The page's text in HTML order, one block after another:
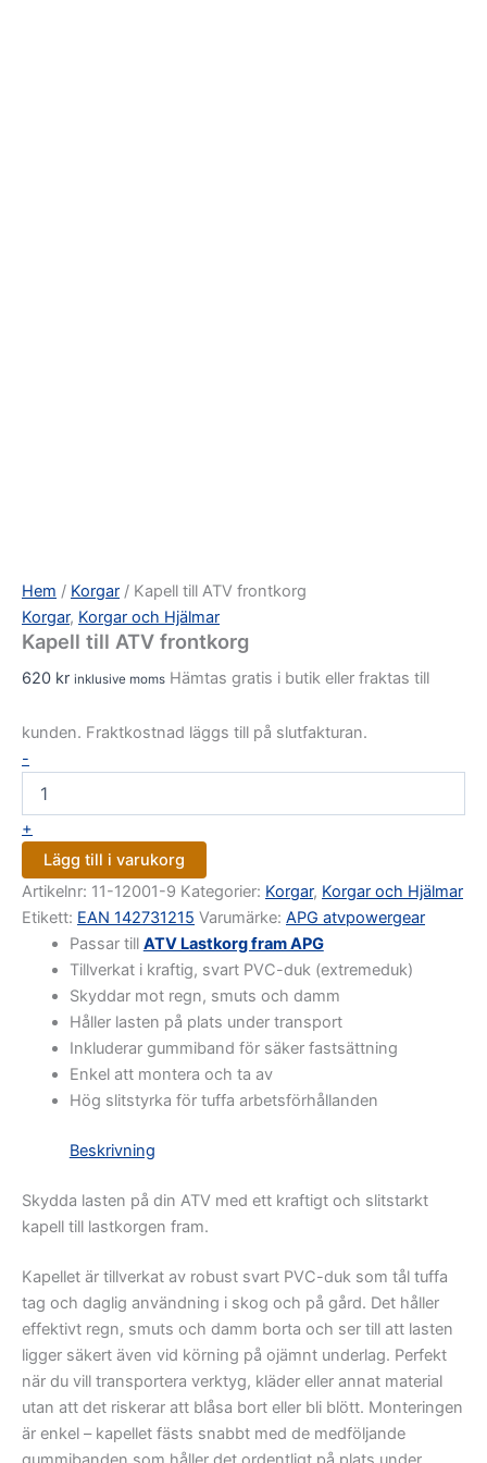
Hem / Korgar / Kapell till ATV frontkorg
Korgar, Korgar och Hjälmar
Kapell till ATV frontkorg
620 kr inklusive moms Hämtas gratis i butik eller fraktas till
kunden. Fraktkostnad läggs till på slutfakturan.
-
+
Lägg till i varukorg
Artikelnr: 11-12001-9 Kategorier: Korgar, Korgar och Hjälmar
Etikett: EAN 142731215 Varumärke: APG atvpowergear
Passar till ATV Lastkorg fram APG
Tillverkat i kraftig, svart PVC-duk (extremeduk)
Skyddar mot regn, smuts och damm
Håller lasten på plats under transport
Inkluderar gummiband för säker fastsättning
Enkel att montera och ta av
Hög slitstyrka för tuffa arbetsförhållanden
Beskrivning
Skydda lasten på din ATV med ett kraftigt och slitstarkt
kapell till lastkorgen fram.
Kapellet är tillverkat av robust svart PVC-duk som tål tuffa
tag och daglig användning i skog och på gård. Det håller
effektivt regn, smuts och damm borta och ser till att lasten
ligger säkert även vid körning på ojämnt underlag. Perfekt
när du vill transportera verktyg, kläder eller annat material
utan att det riskerar att blåsa bort eller bli blött. Monteringen
är enkel – kapellet fästs snabbt med de medföljande